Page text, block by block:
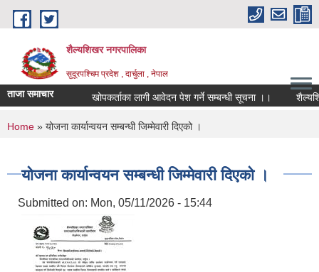
Skip to main content
शैल्यशिखर नगरपालिका
सुदूरपश्चिम प्रदेश , दार्चुला , नेपाल
ताजा समाचार खोपकर्ताका लागी आवेदन पेश गर्ने सम्बन्धी सूचना ।।
You are here
Home » योजना कार्यान्वयन सम्बन्धी जिम्मेवारी दिएको ।
योजना कार्यान्वयन सम्बन्धी जिम्मेवारी दिएको ।
Submitted on: Mon, 05/11/2026 - 15:44